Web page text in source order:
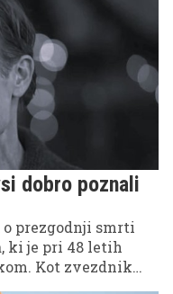
prepoznavnih
občinstvo si
z izjemno
dobro poznali
prezgodnji smrti
ki je pri 48 letih
Kot zvezdnik